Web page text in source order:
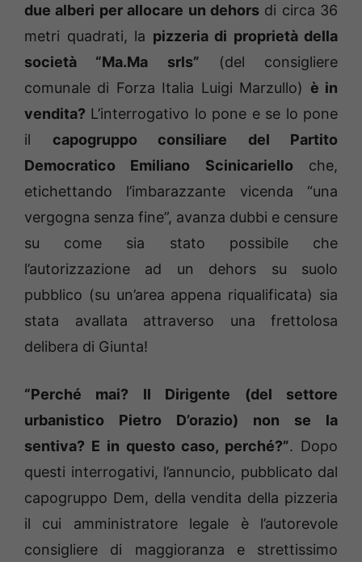
due alberi per allocare un dehorsdi circa 36
metri quadrati, la pizzeria di proprietà della
società “Ma.Ma srls” (del consigliere
comunale di Forza Italia Luigi Marzullo) è in
vendita? L’interrogativo lo pone e se lo pone
il capogruppo consiliare del Partito
Democratico Emiliano Scinicarielloche,
etichettando l’imbarazzante vicenda “una
vergogna senza fine”, avanza dubbi e censure
su come sia stato possibile che
l’autorizzazione ad un dehors su suolo
pubblico (su un’area appena riqualificata) sia
stata avallata attraverso una frettolosa
delibera di Giunta!
“Perché mai? Il Dirigente (del settore
urbanistico Pietro D’orazio) non se la
sentiva? E in questo caso, perché?”. Dopo
questi interrogativi, l’annuncio, pubblicato dal
capogruppo Dem, della vendita della pizzeria
il cui amministratore legale è l’autorevole
consigliere di maggioranza e strettissimo